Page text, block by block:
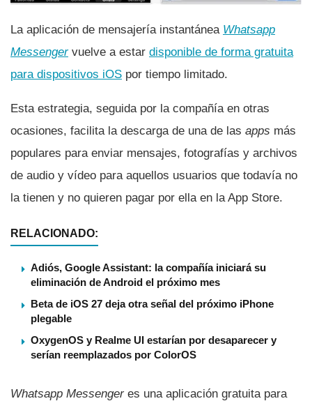
La aplicación de mensajerí­a instantánea Whatsapp
Messengervuelve a estar disponible de forma gratuita
para dispositivos iOS por tiempo limitado.
Esta estrategia, seguida por la compañí­a en otras
ocasiones, facilita la descarga de una de las apps más
populares para enviar mensajes, fotografí­as y archivos
de audio y ví­deo para aquellos usuarios que todaví­a no
la tienen y no quieren pagar por ella en la App Store.
RELACIONADO:
Adiós, Google Assistant: la compañía iniciará su
eliminación de Android el próximo mes
Beta de iOS 27 deja otra señal del próximo iPhone
plegable
OxygenOS y Realme UI estarían por desaparecer y
serían reemplazados por ColorOS
Whatsapp Messengeres una aplicación gratuita para